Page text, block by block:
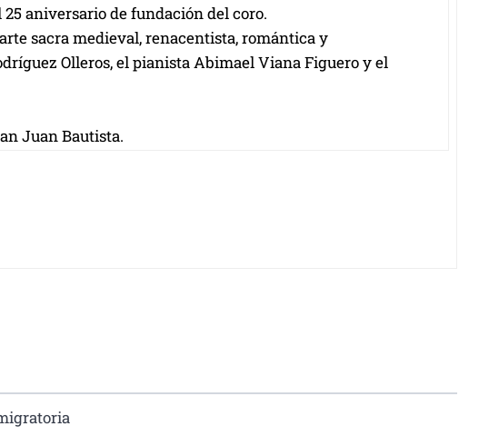
aniversario de fundación del coro.
sacra medieval, renacentista, romántica y
Olleros, el pianista Abimael Viana Figuero y el
Juan Bautista.